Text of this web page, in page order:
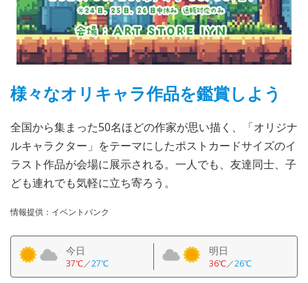
様々なオリキャラ作品を鑑賞しよう
全国から集まった50名ほどの作家が思い描く、「オリジナ
ルキャラクター」をテーマにしたポストカードサイズのイ
ラスト作品が会場に展示される。一人でも、友達同士、子
ども連れでも気軽に立ち寄ろう。
情報提供：イベントバンク
今日
37℃／27℃
明日
36℃／26℃